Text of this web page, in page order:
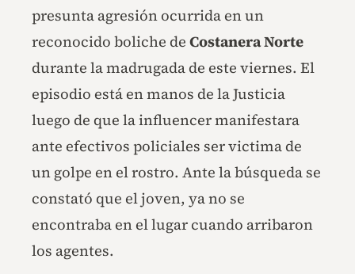
presunta agresión ocurrida en un
reconocido boliche de Costanera Norte
durante la madrugada de este viernes. El
episodio está en manos de la Justicia
luego de que la influencer manifestara
ante efectivos policiales ser victima de
un golpe en el rostro. Ante la búsqueda se
constató que el joven, ya no se
encontraba en el lugar cuando arribaron
los agentes.